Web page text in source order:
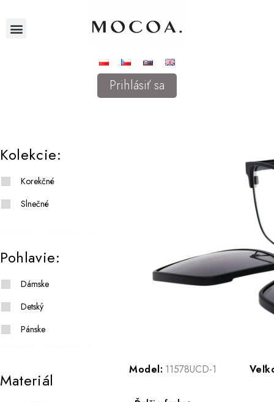
Prihlásiť sa
Kolekcie:
Korekčné
Slnečné
Pohlavie:
Dámske
Detský
Pánske
Materiál
Model: 11578UCD-1